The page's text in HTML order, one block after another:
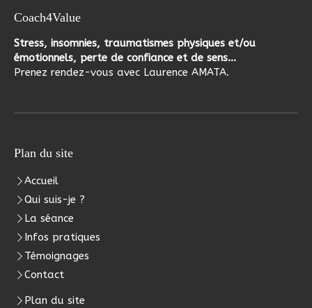
Coach4Value
Stress, insomnies, traumatismes physiques et/ou
émotionnels, perte de confiance et de sens...
Prenez rendez-vous avec Laurence AMATA.
Plan du site
Accueil
Qui suis-je ?
La séance
Infos pratiques
Témoignages
Contact
Plan du site